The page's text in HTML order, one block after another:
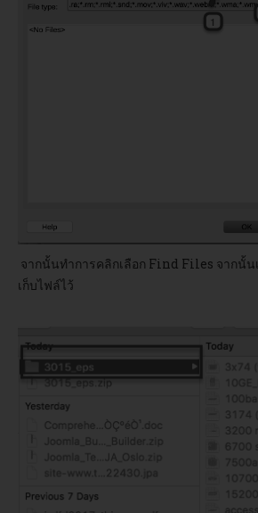
จากนั้นทำการคลิกเลือก Find Files จากนั้น
เก็บไฟล์ไว้